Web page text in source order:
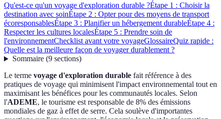
Qu'est-ce qu'un voyage d'exploration durable ?Étape 1 : Choisir la
destination avec soinÉtape 2 : Opter pour des moyens de transport
écoresponsablesÉtape 3 : Planifier un hébergement durableÉtape 4 :
Respecter les cultures localesÉtape 5 : Prendre soin de
l'environnementChecklist avant votre voyageGlossaireQuiz rapide :
Quelle est la meilleure façon de voyager durablement ?
Sommaire(9 sections)
Le terme voyage d'exploration durable fait référence à des
pratiques de voyage qui minimisent l'impact environnemental tout en
maximisant les bénéfices pour les communautés locales. Selon
l'ADEME, le tourisme est responsable de 8% des émissions
mondiales de gaz à effet de serre. Cela soulève d'importantes